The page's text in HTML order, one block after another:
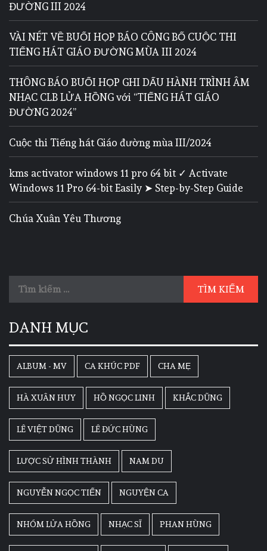
ĐƯỜNG III 2024
VÀI NÉT VỀ BUỔI HỌP BÁO CÔNG BỐ CUỘC THI
TIẾNG HÁT GIÁO ĐƯỜNG MÙA III 2024
THÔNG BÁO BUỔI HỌP GHI DẤU HÀNH TRÌNH ÂM
NHẠC CLB LỬA HỒNG với “TIẾNG HÁT GIÁO
ĐƯỜNG 2024”
Cuộc thi Tiếng hát Giáo đường mùa III/2024
kms activator windows 11 pro 64 bit ✓ Activate
Windows 11 Pro 64-bit Easily ➤ Step-by-Step Guide
Chúa Xuân Yêu Thương
DANH MỤC
ALBUM - MV CA KHÚC PDF CHA MẸ
HÀ XUÂN HUY HỒ NGỌC LINH KHẮC DŨNG
LÊ VIỆT DŨNG LÊ ĐỨC HÙNG
LƯỢC SỬ HÌNH THÀNH NAM DU
NGUYỄN NGỌC TIẾN NGUYỆN CA
NHÓM LỬA HỒNG NHẠC SĨ PHAN HÙNG